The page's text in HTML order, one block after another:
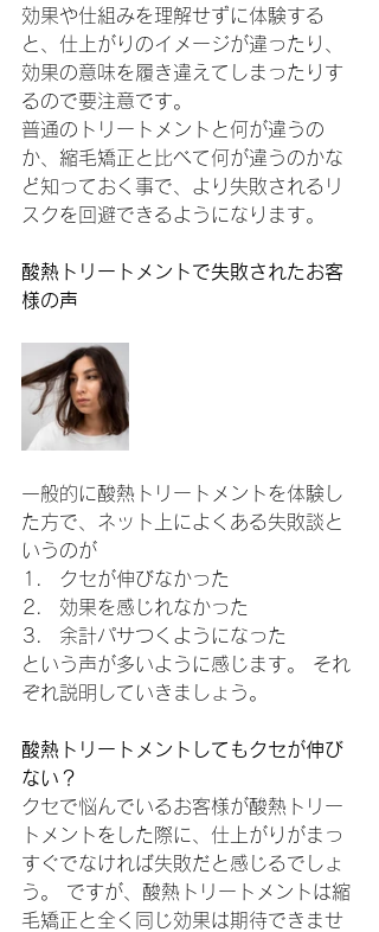
効果や仕組みを理解せずに体験する
と、仕上がりのイメージが違ったり、
効果の意味を履き違えてしまったりす
るので要注意です。
普通のトリートメントと何が違うの
か、縮毛矯正と比べて何が違うのかな
ど知っておく事で、より失敗されるリ
スクを回避できるようになります。
酸熱トリートメントで失敗されたお客
様の声
一般的に酸熱トリートメントを体験し
た方で、ネット上によくある失敗談と
いうのが
クセが伸びなかった
効果を感じれなかった
余計パサつくようになった
という声が多いように感じます。 それ
ぞれ説明していきましょう。
酸熱トリートメントしてもクセが伸び
ない？
クセで悩んでいるお客様が酸熱トリー
トメントをした際に、仕上がりがまっ
すぐでなければ失敗だと感じるでしょ
う。 ですが、酸熱トリートメントは縮
毛矯正と全く同じ効果は期待できませ